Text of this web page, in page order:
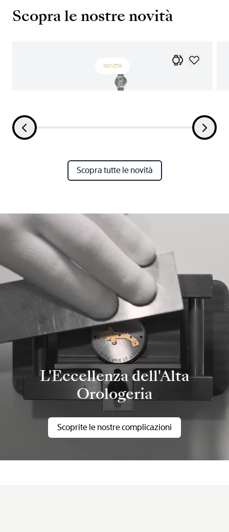
Scopra le nostre novità
NOVITÀ
Scopra tutte le novità
L'Eccellenza dell'Alta
Orologeria
Scoprite le nostre complicazioni